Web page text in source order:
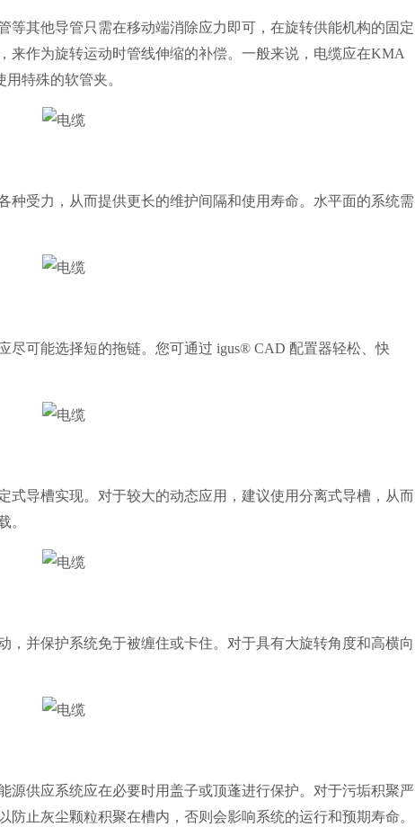
其他导管只需在移动端消除应力即可，在旋转供能机构的固定
来作为旋转运动时管线伸缩的补偿。一般来说，电缆应在KMA
特殊的软管夹。
受力，从而提供更长的维护间隔和使用寿命。水平面的系统需
可能选择短的拖链。您可通过 igus® CAD 配置器轻松、快
导槽实现。对于较大的动态应用，建议使用分离式导槽，从而
。
并保护系统免于被缠住或卡住。对于具有大旋转角度和高横向
供应系统应在必要时用盖子或顶蓬进行保护。对于污垢积聚严
止灰尘颗粒积聚在槽内，否则会影响系统的运行和预期寿命。